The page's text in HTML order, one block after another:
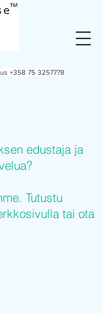
+358 75 3257778
edustaja ja
Tutustu
tai ota